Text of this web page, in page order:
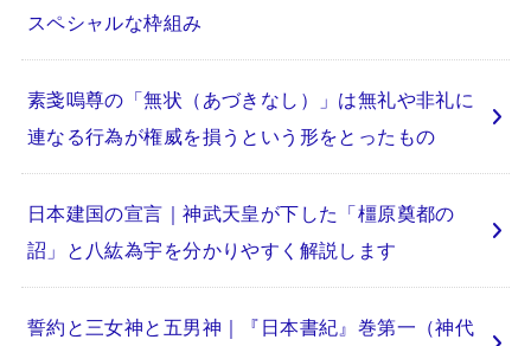
スペシャルな枠組み
素戔嗚尊の「無状（あづきなし）」は無礼や非礼に
連なる行為が権威を損うという形をとったもの
日本建国の宣言｜神武天皇が下した「橿原奠都の
詔」と八紘為宇を分かりやすく解説します
誓約と三女神と五男神｜『日本書紀』巻第一（神代